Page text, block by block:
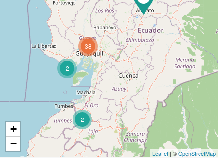
2
2
38
+
−
Leaflet | ©OpenStreetMap